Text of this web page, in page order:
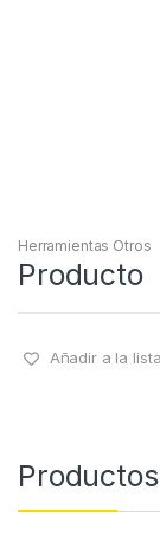
Herramientas Otros
Producto
Añadir a la